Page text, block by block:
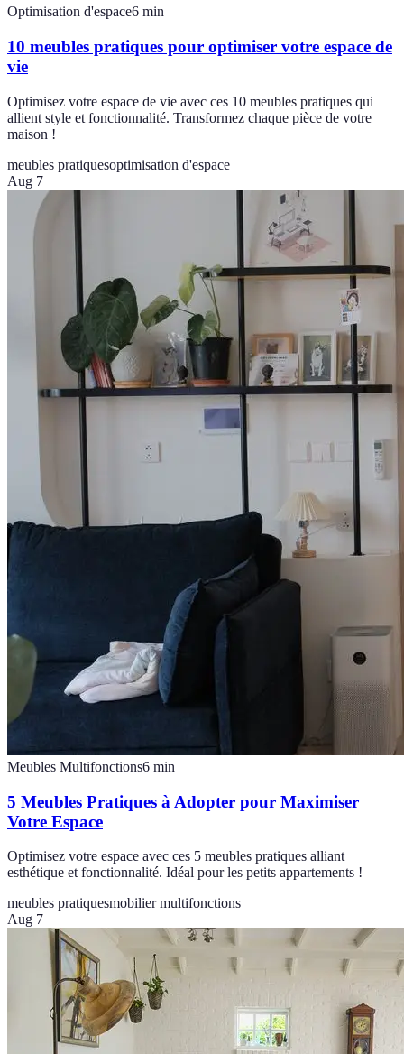
Optimisation d'espace6 min
10 meubles pratiques pour optimiser votre espace de
vie
Optimisez votre espace de vie avec ces 10 meubles pratiques qui
allient style et fonctionnalité. Transformez chaque pièce de votre
maison !
meubles pratiquesoptimisation d'espace
Aug 7
Meubles Multifonctions6 min
5 Meubles Pratiques à Adopter pour Maximiser
Votre Espace
Optimisez votre espace avec ces 5 meubles pratiques alliant
esthétique et fonctionnalité. Idéal pour les petits appartements !
meubles pratiquesmobilier multifonctions
Aug 7